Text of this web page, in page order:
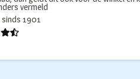
vermeld
1901